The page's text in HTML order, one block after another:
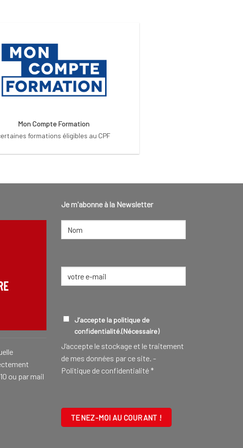
Mon Compte Formation
formations éligibles au CPF
CONSEILLER FUNÉRAIRE
ou par mail
Je m'abonne à la Newsletter
NOM
RGPD(NÉCESSAIRE)
J’accepte la politique de
confidentialité.(Nécessaire)
J‘accepte le stockage et le traitement
de mes données par ce site. -
Politique de confidentialité*